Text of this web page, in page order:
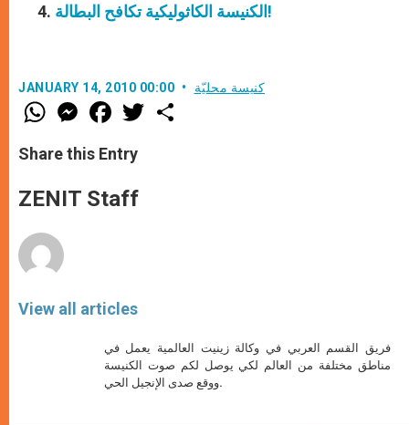
الكنيسة الكاثوليكية تكافح البطالة!
JANUARY 14, 2010 00:00 كنيسة محليّة
W
h
t
s
p
p
M
e
s
e
g
e
F
a
e
b
o
k
w
Share this Entry
ZENIT Staff
View all articles
فريق القسم العربي في وكالة زينيت العالمية يعمل في
مناطق مختلفة من العالم لكي يوصل لكم صوت الكنيسة
ووقع صدى الإنجيل الحي.